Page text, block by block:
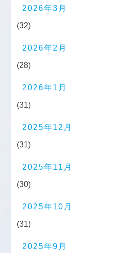
2026年3月
(32)
2026年2月
(28)
2026年1月
(31)
2025年12月
(31)
2025年11月
(30)
2025年10月
(31)
2025年9月